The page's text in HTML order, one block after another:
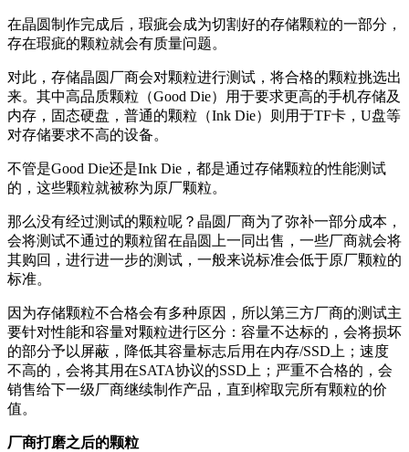
在晶圆制作完成后，瑕疵会成为切割好的存储颗粒的一部分，
存在瑕疵的颗粒就会有质量问题。
对此，存储晶圆厂商会对颗粒进行测试，将合格的颗粒挑选出
来。其中高品质颗粒（Good Die）用于要求更高的手机存储及
内存，固态硬盘，普通的颗粒（Ink Die）则用于TF卡，U盘等
对存储要求不高的设备。
不管是Good Die还是Ink Die，都是通过存储颗粒的性能测试
的，这些颗粒就被称为原厂颗粒。
那么没有经过测试的颗粒呢？晶圆厂商为了弥补一部分成本，
会将测试不通过的颗粒留在晶圆上一同出售，一些厂商就会将
其购回，进行进一步的测试，一般来说标准会低于原厂颗粒的
标准。
因为存储颗粒不合格会有多种原因，所以第三方厂商的测试主
要针对性能和容量对颗粒进行区分：容量不达标的，会将损坏
的部分予以屏蔽，降低其容量标志后用在内存/SSD上；速度
不高的，会将其用在SATA协议的SSD上；严重不合格的，会
销售给下一级厂商继续制作产品，直到榨取完所有颗粒的价
值。
厂商打磨之后的颗粒